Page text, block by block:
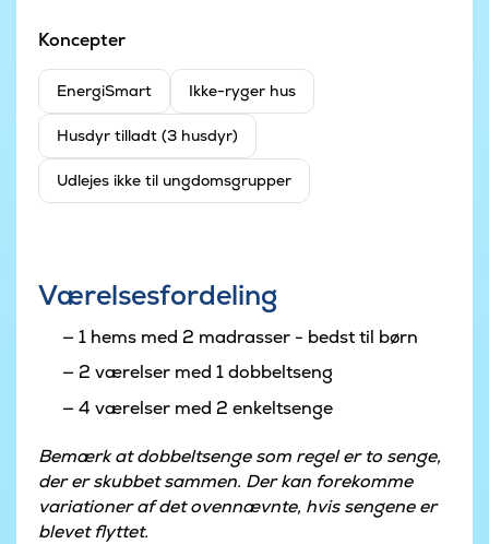
Koncepter
EnergiSmart Ikke-ryger hus
Husdyr tilladt (3 husdyr)
Udlejes ikke til ungdomsgrupper
Værelsesfordeling
1 hems med 2 madrasser - bedst til børn
2 værelser med 1 dobbeltseng
4 værelser med 2 enkeltsenge
Bemærk at dobbeltsenge som regel er to senge,
der er skubbet sammen. Der kan forekomme
variationer af det ovennævnte, hvis sengene er
blevet flyttet.